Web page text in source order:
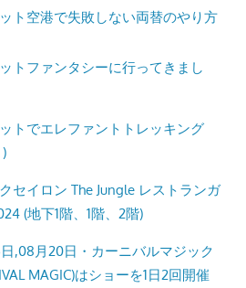
ト空港で失敗しない両替のやり方
トファンタシーに行ってきまし
トでエレファントトレッキング
セイロン The Jungle レストランガ
(地下1階、1階、2階)
,08月20日・カーニバルマジック
MAGIC)はショーを1日2回開催